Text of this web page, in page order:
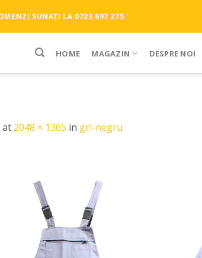
SUNAȚI LA 0723 697 275
HOME MAGAZIN DESPRE NOI
at 2048 × 1365 in gri-negru